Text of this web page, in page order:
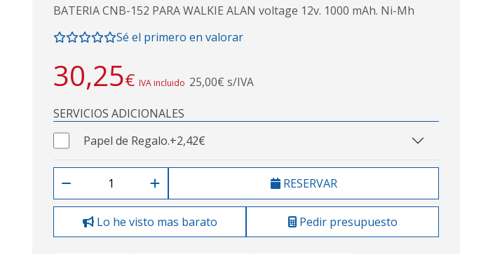
BATERIA CNB-152 PARA WALKIE ALAN voltage 12v. 1000 mAh. Ni-Mh
Sé el primero en valorar
30,25€ IVA incluido 25,00€ s/IVA
SERVICIOS ADICIONALES
Papel de Regalo.+2,42€
RESERVAR
Lo he visto mas barato Pedir presupuesto